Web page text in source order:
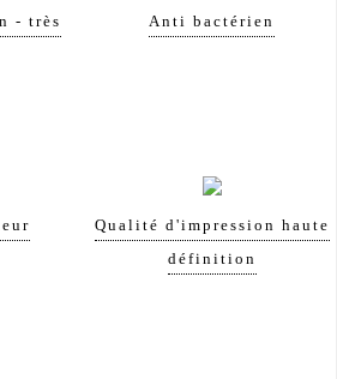
- très
Anti bactérien
Qualité d'impression haute
définition